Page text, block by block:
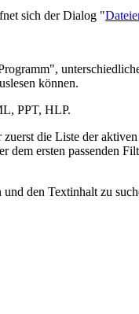
sich der Dialog "
können.
PPT, HLP.
die Liste der
ersten passenden
den Textinhalt zu